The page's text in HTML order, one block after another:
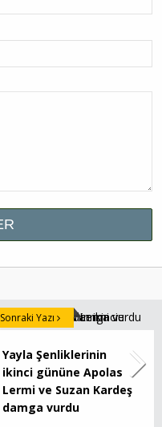
Yayla Şenliklerinin
ikinci gününe Apolas
Lermi ve Suzan Kardeş
damga vurdu
Sonraki Yazı